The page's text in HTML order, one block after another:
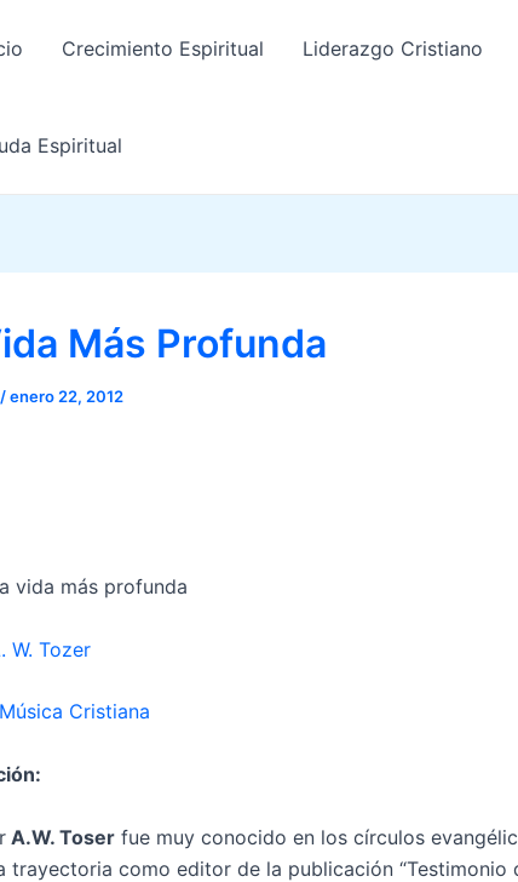
Crecimiento Espiritual Liderazgo Cristiano
Espiritual
Más Profunda
/enero 22, 2012
vida más profunda
W. Tozer
Música Cristiana
A.W. Toser fue muy conocido en los círculos
trayectoria como editor de la publicación “Testimonio